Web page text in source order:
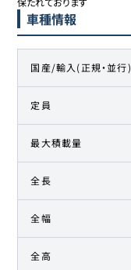
車種情報
国産/輸入(正規・並行)
定員
最大積載量
全長
全幅
全高